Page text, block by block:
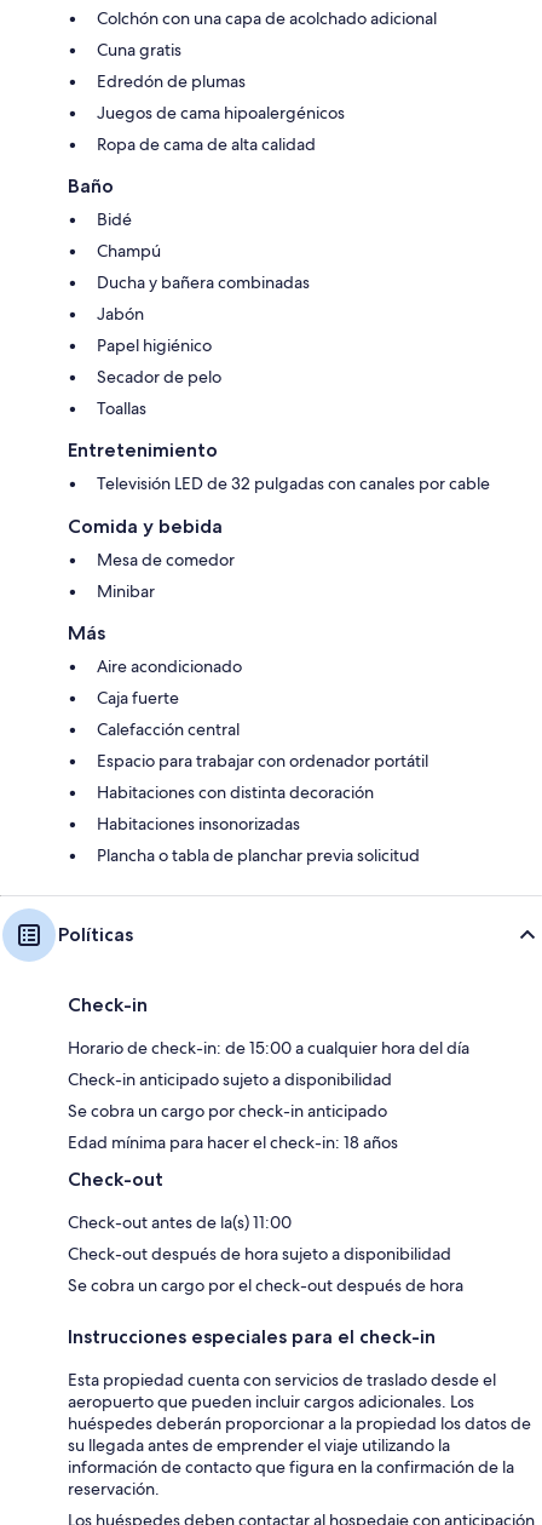
Colchón con una capa de acolchado adicional
Cuna gratis
Edredón de plumas
Juegos de cama hipoalergénicos
Ropa de cama de alta calidad
Baño
Bidé
Champú
Ducha y bañera combinadas
Jabón
Papel higiénico
Secador de pelo
Toallas
Entretenimiento
Televisión LED de 32 pulgadas con canales por cable
Comida y bebida
Mesa de comedor
Minibar
Más
Aire acondicionado
Caja fuerte
Calefacción central
Espacio para trabajar con ordenador portátil
Habitaciones con distinta decoración
Habitaciones insonorizadas
Plancha o tabla de planchar previa solicitud
Políticas
Check-in
Horario de check-in: de 15:00 a cualquier hora del día
Check-in anticipado sujeto a disponibilidad
Se cobra un cargo por check-in anticipado
Edad mínima para hacer el check-in: 18 años
Check-out
Check-out antes de la(s) 11:00
Check-out después de hora sujeto a disponibilidad
Se cobra un cargo por el check-out después de hora
Instrucciones especiales para el check-in
Esta propiedad cuenta con servicios de traslado desde el
aeropuerto que pueden incluir cargos adicionales. Los
huéspedes deberán proporcionar a la propiedad los datos de
su llegada antes de emprender el viaje utilizando la
información de contacto que figura en la confirmación de la
reservación.
Los huéspedes deben contactar al hospedaje con anticipación